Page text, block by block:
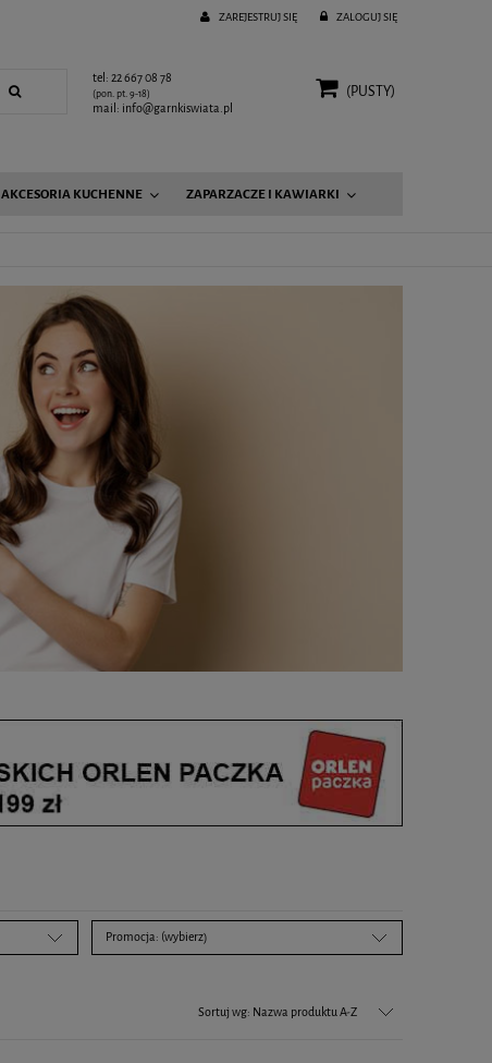
ZAREJESTRUJ SIĘ ZALOGUJ SIĘ
tel: 22 667 08 78
(pon. pt. 9-18)
mail: info@garnkiswiata.pl
(PUSTY)
AKCESORIA KUCHENNE ZAPARZACZE I KAWIARKI
Promocja: (wybierz)
Sortuj wg: Nazwa produktu A-Z